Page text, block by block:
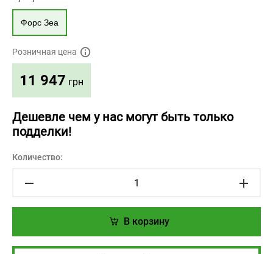
Форс Зеа
Розничная цена
11 947 грн
Дешевле чем у нас могут быть только
подделки!
Количество:
В корзину